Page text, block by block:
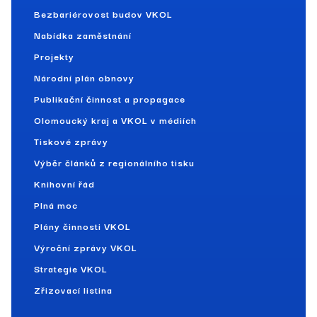
Bezbariérovost budov VKOL
Nabídka zaměstnání
Projekty
Národní plán obnovy
Publikační činnost a propagace
Olomoucký kraj a VKOL v médiích
Tiskové zprávy
Výběr článků z regionálního tisku
Knihovní řád
Plná moc
Plány činnosti VKOL
Výroční zprávy VKOL
Strategie VKOL
Zřizovací listina